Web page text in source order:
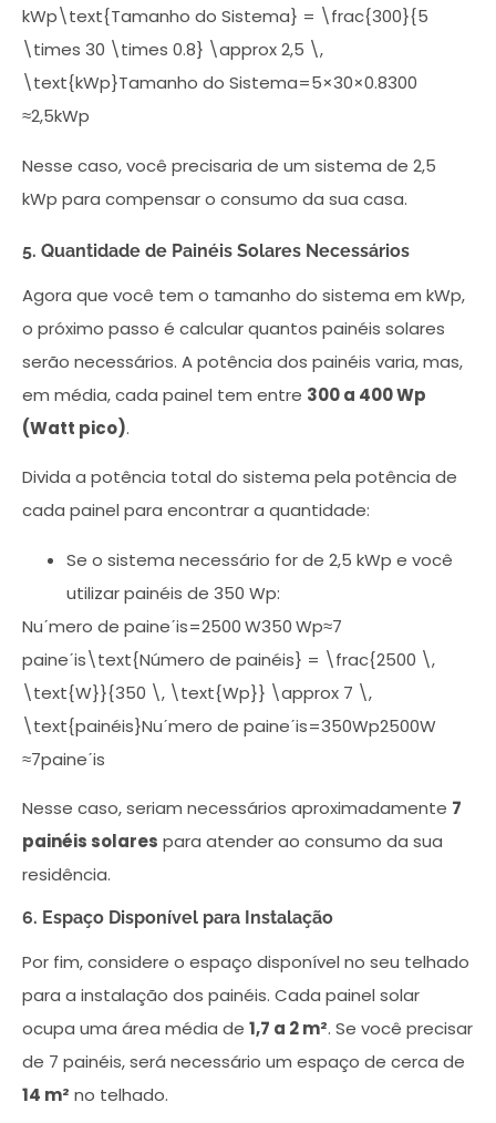
kWp\text{Tamanho do Sistema} = \frac{300}{5
\times 30 \times 0.8} \approx 2,5 \,
\text{kWp}Tamanho do Sistema=5×30×0.8300​
≈2,5kWp
Nesse caso, você precisaria de um sistema de 2,5
kWp para compensar o consumo da sua casa.
5. Quantidade de Painéis Solares Necessários
Agora que você tem o tamanho do sistema em kWp,
o próximo passo é calcular quantos painéis solares
serão necessários. A potência dos painéis varia, mas,
em média, cada painel tem entre 300 a 400 Wp
(Watt pico).
Divida a potência total do sistema pela potência de
cada painel para encontrar a quantidade:
Se o sistema necessário for de 2,5 kWp e você
utilizar painéis de 350 Wp:
Nuˊmero de paineˊis=2500 W350 Wp≈7
paineˊis\text{Número de painéis} = \frac{2500 \,
\text{W}}{350 \, \text{Wp}} \approx 7 \,
\text{painéis}Nuˊmero de paineˊis=350Wp2500W​
≈7paineˊis
Nesse caso, seriam necessários aproximadamente 7
painéis solares para atender ao consumo da sua
residência.
6. Espaço Disponível para Instalação
Por fim, considere o espaço disponível no seu telhado
para a instalação dos painéis. Cada painel solar
ocupa uma área média de 1,7 a 2 m². Se você precisar
de 7 painéis, será necessário um espaço de cerca de
14 m² no telhado.